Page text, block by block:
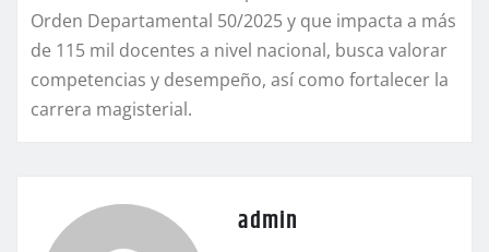
Orden Departamental 50/2025 y que impacta a más
de 115 mil docentes a nivel nacional, busca valorar
competencias y desempeño, así como fortalecer la
carrera magisterial.
admin